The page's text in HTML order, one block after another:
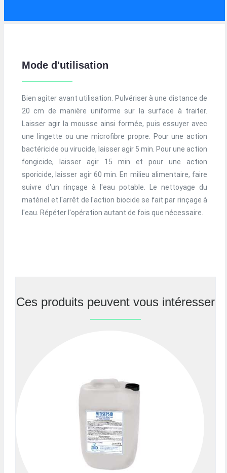
Mode d'utilisation
Bien agiter avant utilisation. Pulvériser à une distance de
20 cm de manière uniforme sur la surface à traiter.
Laisser agir la mousse ainsi formée, puis essuyer avec
une lingette ou une microfibre propre. Pour une action
bactéricide ou virucide, laisser agir 5 min. Pour une action
fongicide, laisser agir 15 min et pour une action
sporicide, laisser agir 60 min. En milieu alimentaire, faire
suivre d'un rinçage à l'eau potable. Le nettoyage du
matériel et l'arrêt de l'action biocide se fait par rinçage à
l'eau. Répéter l'opération autant de fois que nécessaire.
Ces produits peuvent vous intéresser